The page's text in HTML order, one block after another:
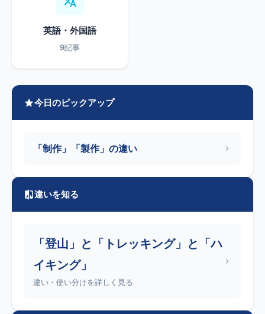
英語・外国語
9記事
今日のピックアップ
「制作」「製作」の違い
違いを知る
「登山」と「トレッキング」と「ハ
イキング」
違い・使い分けを詳しく見る